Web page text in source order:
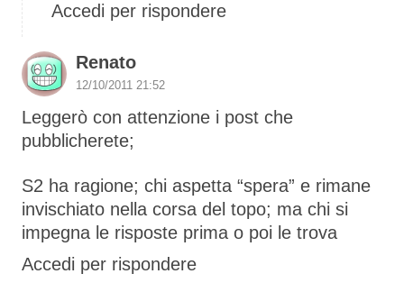
Accedi per rispondere
Renato
12/10/2011 21:52
Leggerò con attenzione i post che
pubblicherete;
S2 ha ragione; chi aspetta “spera” e rimane
invischiato nella corsa del topo; ma chi si
impegna le risposte prima o poi le trova
Accedi per rispondere